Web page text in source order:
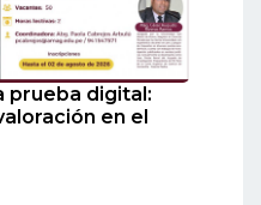
prueba digital:
en el